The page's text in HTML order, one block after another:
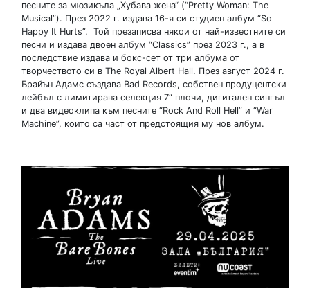
песните за мюзикъла „Хубава жена“ (“Pretty Woman: The
Musical”). През 2022 г. издава 16-я си студиен албум “So
Happy It Hurts”. Той презаписва някои от най-известните си
песни и издава двоен албум “Classics” през 2023 г., а в
последствие издава и бокс-сет от три албума от
творчеството си в The Royal Albert Hall. През август 2024 г.
Брайън Адамс създава Bad Records, собствен продуцентски
лейбъл с лимитирана селекция 7“ плочи, дигитален сингъл
и два видеоклипа към песните “Rock And Roll Hell” и “War
Machine”, които са част от предстоящия му нов албум.